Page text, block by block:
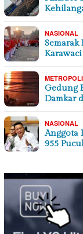
NASIONAL
Semarak
Gedung
Damkar
NASIONAL
Anggota
955